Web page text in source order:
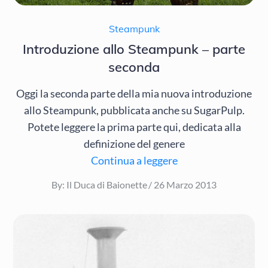
Steampunk
Introduzione allo Steampunk – parte
seconda
Oggi la seconda parte della mia nuova introduzione
allo Steampunk, pubblicata anche su SugarPulp.
Potete leggere la prima parte qui, dedicata alla
definizione del genere
Continua a leggere
By: Il Duca di Baionette
Posted
26 Marzo 2013